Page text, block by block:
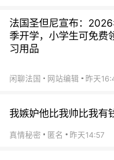
法国圣但尼宣布：
季开学，小学生可免费
习用品
闲聊法国 网站编辑 昨天
我嫉妒他比我帅比我有
真情秘密 匿名 昨天14:57